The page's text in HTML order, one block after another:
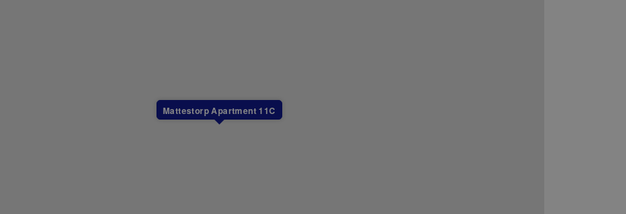
Mattestorp Apartment 11C